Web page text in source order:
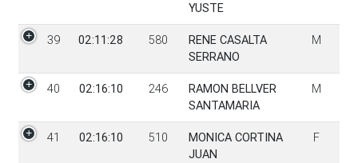
YUSTE
39 02:11:28 580
RENE CASALTA
SERRANO
M
40 02:16:10 246
RAMON BELLVER
SANTAMARIA
M
41 02:16:10 510
MONICA CORTINA
JUAN
F